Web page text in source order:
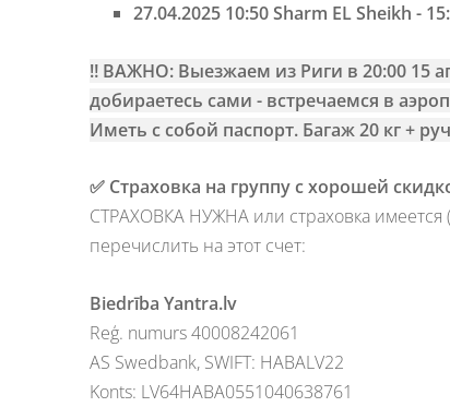
27.04.2025 10:50 Sharm EL Sheikh -
‼️ ВАЖНО: Выезжаем из Риги в 20:00 15
добираетесь сами - встречаемся в
Иметь с собой паспорт. Багаж 20 кг +
✅ Страховка на группу с хорошей
СТРАХОВКА НУЖНА или страховка имеется
перечислить на этот счет:
Biedrība Yantra.lv
Reģ. numurs 40008242061
AS Swedbank, SWIFT: HABALV22
Konts: LV64HABA0551040638761